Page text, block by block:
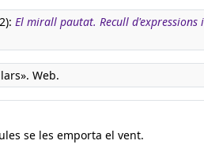
El mirall pautat. Recull
Web.
se les emporta el vent.